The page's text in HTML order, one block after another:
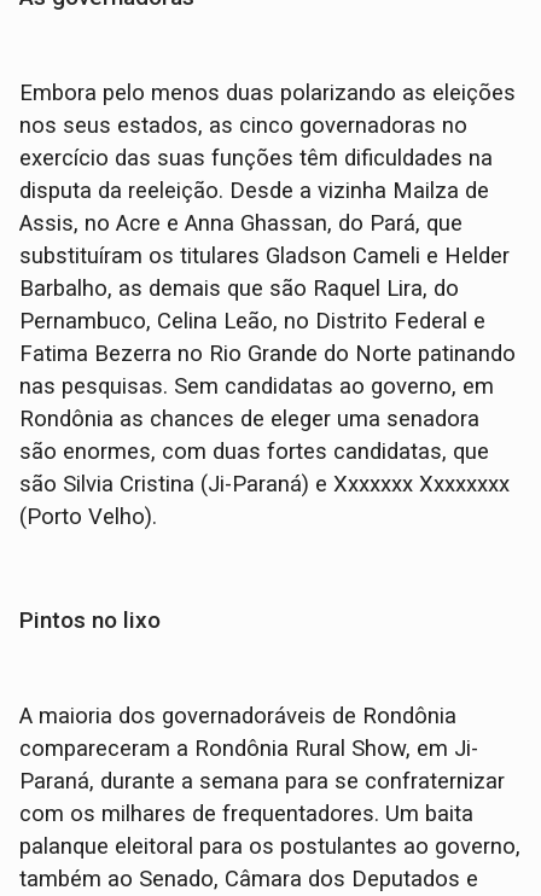
Embora pelo menos duas polarizando as eleições
nos seus estados, as cinco governadoras no
exercício das suas funções têm dificuldades na
disputa da reeleição. Desde a vizinha Mailza de
Assis, no Acre e Anna Ghassan, do Pará, que
substituíram os titulares Gladson Cameli e Helder
Barbalho, as demais que são Raquel Lira, do
Pernambuco, Celina Leão, no Distrito Federal e
Fatima Bezerra no Rio Grande do Norte patinando
nas pesquisas. Sem candidatas ao governo, em
Rondônia as chances de eleger uma senadora
são enormes, com duas fortes candidatas, que
são Silvia Cristina (Ji-Paraná) e Xxxxxxx Xxxxxxxx
(Porto Velho).
Pintos no lixo
A maioria dos governadoráveis de Rondônia
compareceram a Rondônia Rural Show, em Ji-
Paraná, durante a semana para se confraternizar
com os milhares de frequentadores. Um baita
palanque eleitoral para os postulantes ao governo,
também ao Senado, Câmara dos Deputados e